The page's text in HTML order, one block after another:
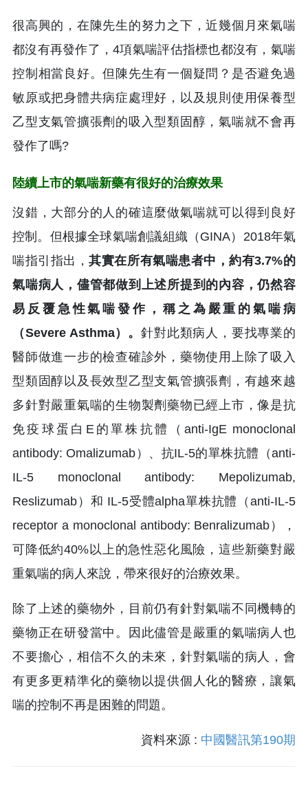
很高興的，在陳先生的努力之下，近幾個月來氣喘
都沒有再發作了，4項氣喘評估指標也都沒有，氣喘
控制相當良好。但陳先生有一個疑問？是否避免過
敏原或把身體共病症處理好，以及規則使用保養型
乙型支氣管擴張劑的吸入型類固醇，氣喘就不會再
發作了嗎?
陸續上市的氣喘新藥有很好的治療效果
沒錯，大部分的人的確這麼做氣喘就可以得到良好
控制。但根據全球氣喘創議組織（GINA）2018年氣
喘指引指出，其實在所有氣喘患者中，約有3.7%的
氣喘病人，儘管都做到上述所提到的內容，仍然容
易反覆急性氣喘發作，稱之為嚴重的氣喘病
（Severe Asthma）。針對此類病人，要找專業的
醫師做進一步的檢查確診外，藥物使用上除了吸入
型類固醇以及長效型乙型支氣管擴張劑，有越來越
多針對嚴重氣喘的生物製劑藥物已經上市，像是抗
免疫球蛋白E的單株抗體（anti-IgE monoclonal
antibody: Omalizumab）、抗IL-5的單株抗體（anti-
IL-5 monoclonal antibody: Mepolizumab,
Reslizumab）和 IL-5受體alpha單株抗體（anti-IL-5
receptor a monoclonal antibody: Benralizumab），
可降低約40%以上的急性惡化風險，這些新藥對嚴
重氣喘的病人來說，帶來很好的治療效果。
除了上述的藥物外，目前仍有針對氣喘不同機轉的
藥物正在研發當中。因此儘管是嚴重的氣喘病人也
不要擔心，相信不久的未來，針對氣喘的病人，會
有更多更精準化的藥物以提供個人化的醫療，讓氣
喘的控制不再是困難的問題。
資料來源 : 中國醫訊第190期